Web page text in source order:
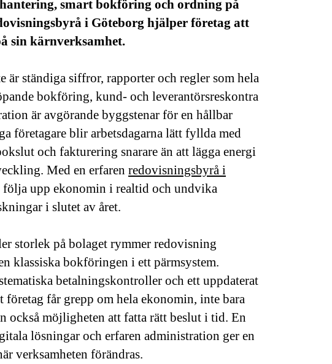
smart bokföring och ordning på
i Göteborg hjälper företag att
sin kärnverksamhet.
är ständiga siffror, rapporter och regler som hela
bokföring, kund- och leverantörsreskontra
är avgörande byggstenar för en hållbar
företagare blir arbetsdagarna lätt fyllda med
och fakturering snarare än att lägga energi
Med en erfaren redovisningsbyrå i
följa upp ekonomin i realtid och undvika
i slutet av året.
storlek på bolaget rymmer redovisning
klassiska bokföringen i ett pärmsystem.
betalningskontroller och ett uppdaterat
företag får grepp om hela ekonomin, inte bara
också möjligheten att fatta rätt beslut i tid. En
lösningar och erfaren administration ger en
verksamheten förändras.